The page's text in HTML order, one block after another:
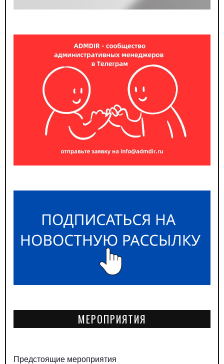
МЕРОПРИЯТИЯ
Предстоящие мероприятия